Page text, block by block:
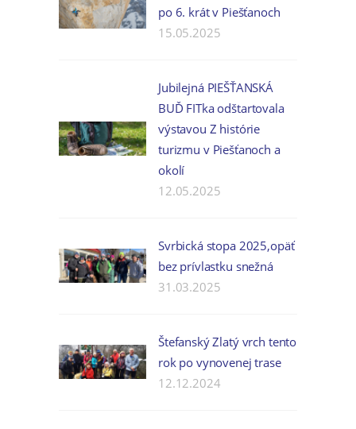
po 6. krát v Piešťanoch
15.05.2025
Jubilejná PIEŠŤANSKÁ
BUĎ FITka odštartovala
výstavou Z histórie
turizmu v Piešťanoch a
okolí
12.05.2025
Svrbická stopa 2025,opäť
bez prívlastku snežná
31.03.2025
Štefanský Zlatý vrch tento
rok po vynovenej trase
12.12.2024